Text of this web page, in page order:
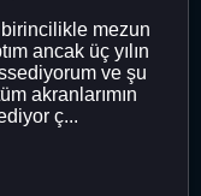
mezun
ancak üç yılın
ve şu
akranlarımın
ç...